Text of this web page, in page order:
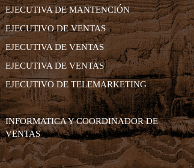
EJECUTIVA DE MANTENCIÓN
EJECUTIVO DE VENTAS
EJECUTIVA DE VENTAS
EJECUTIVA DE VENTAS
EJECUTIVO DE TELEMARKETING
INFORMATICA Y COORDINADOR DE
VENTAS